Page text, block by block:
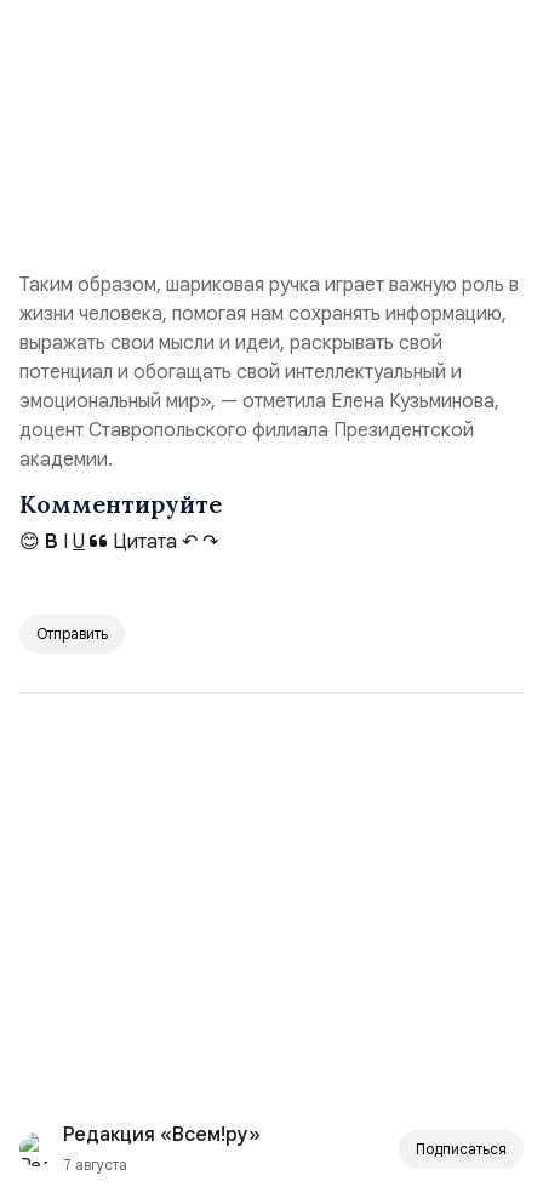
Таким образом, шариковая ручка играет важную роль в
жизни человека, помогая нам сохранять информацию,
выражать свои мысли и идеи, раскрывать свой
потенциал и обогащать свой интеллектуальный и
эмоциональный мир», — отметила Елена Кузьминова,
доцент Ставропольского филиала Президентской
академии.
Комментируйте
😊 B I U Цитата ↶ ↷
Отправить
Редакция «Всем!ру»
7 августа
Подписаться